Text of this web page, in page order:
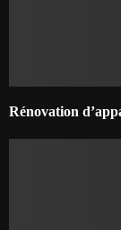
Rénovation